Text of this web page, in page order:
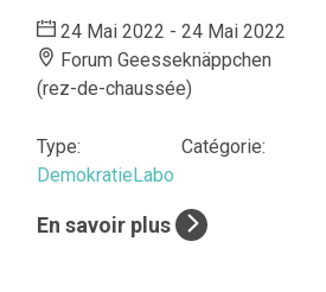
24 Mai 2022 - 24 Mai 2022
Forum Geesseknäppchen
(rez-de-chaussée)
Type:
DemokratieLabo
Catégorie:
En savoir plus